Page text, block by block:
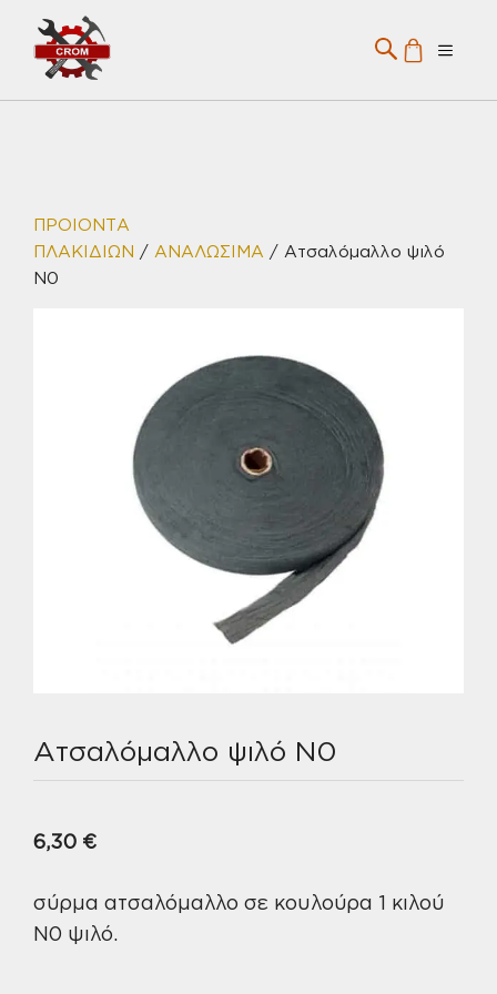
Μετάβαση
περιεχόμενο
Menu
ΠΡΟΙΟΝΤΑ
ΠΛΑΚΙΔΙΩΝ / ΑΝΑΛΩΣΙΜΑ / Ατσαλόμαλλο ψιλό
Ν0
Ατσαλόμαλλο ψιλό Ν0
6,30 €
σύρμα ατσαλόμαλλο σε κουλούρα 1 κιλού
Ν0 ψιλό.